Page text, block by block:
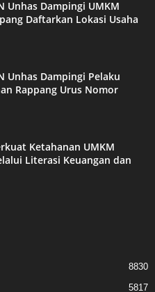
Unhas Dampingi UMKM
Daftarkan Lokasi Usaha
Unhas Dampingi Pelaku
Rappang Urus Nomor
Ketahanan UMKM
Literasi Keuangan dan
8830
5817